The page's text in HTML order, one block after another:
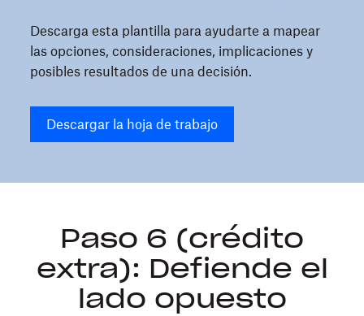
Descarga esta plantilla para ayudarte a mapear
las opciones, consideraciones, implicaciones y
posibles resultados de una decisión.
Descargar la hoja de trabajo
Paso 6 (crédito
extra): Defiende el
lado opuesto